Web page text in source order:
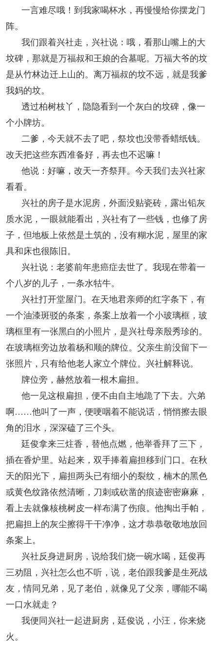
一言难尽哦！到我家喝杯水，再慢慢给你摆龙门
阵。
我们跟着兴社走，兴社说：哦，看那山嘴上的大
坟碑，那就是万福叔和王娘的合墓呢。万福大爷的坟
是从竹林边迁上山的。离万福叔的坟不远，就是我爹
我妈的坟。
透过柏树枝丫，隐隐看到一个灰白的坟碑，像一
个小牌坊。
二爹，今天就不去了吧，祭坟也没带香蜡纸钱。
改天把这些东西准备好，再去也不迟嘛！
他说：好嘛，改天一齐祭拜。今天我们去兴社家
看看。
兴社的房子是水泥房，外面没贴瓷砖，露出铅灰
质水泥，一眼就能看出，兴社有了一些钱，也修了房
子，但地板上依然是土筑的，没有糊水泥，屋里的家
具和床也很陈旧。
兴社说：老婆前年患癌症去世了。我现在带着一
个八岁的儿子，一条水牯牛。
兴社打开堂屋门。在天地君亲师的红字条下，有
一个油漆斑驳的条案，条案上放着一个小玻璃框，玻
璃框里有一张黑白的小照片，是兴社母亲殷秀珍的。
在玻璃框旁边放着杨和顺的牌位。父亲生前没留下一
张照片，只有给他老人家立个牌位。兴社解释说。
牌位旁，赫然放着一根木扁担。
他一见这根扁担，便不由自主地跪了下去。六弟
啊……他叫了一声，便哽咽着不能说话，悄悄擦去眼
角的泪水，深深磕了三个头。
廷俊拿来三炷香，替他点燃，他举香拜了三下，
插在香炉里。站起来，双手捧着扁担移到门口。在秋
天的阳光下，扁担两头已有细小的裂纹，楠木的黑色
或黄色纹路依然清晰，刀刺或砍凿的痕迹密密麻麻，
看上去就像核桃树皮一样布满了伤痕。他掏出手帕，
把扁担上的灰尘擦得干干净净，这才恭恭敬敬地放回
条案上。
兴社反身进厨房，说给我们烧一碗水喝，廷俊再
三劝阻，兴社怎么也不听，说，老伯跟我爹是生死战
友，情同兄弟，见了老伯，就像见了父亲，哪能不喝
一口水就走？
我便同兴社一起进厨房，廷俊说，小汪，你来烧
火。